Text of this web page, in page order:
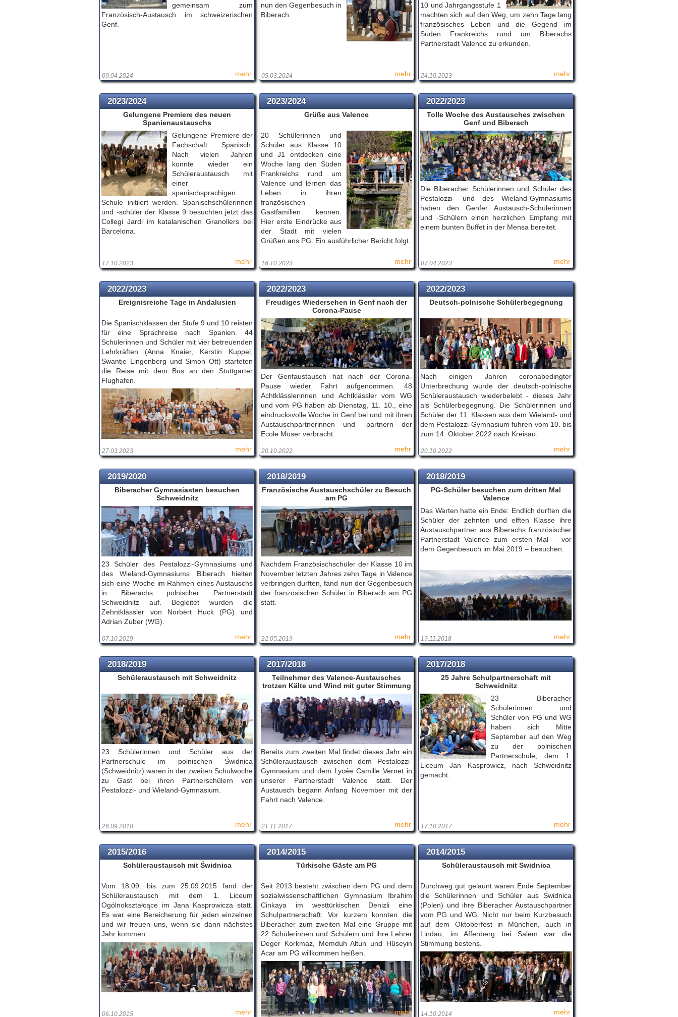
gemeinsam zum
Französisch-Austausch im schweizerischen
Genf.
mehr
09.04.2024
nun den Gegenbesuch in
Biberach.
mehr
05.03.2024
10 und Jahrgangsstufe 1
machten sich auf den Weg, um zehn Tage lang
französisches Leben und die Gegend im
Süden Frankreichs rund um Biberachs
Partnerstadt Valence zu erkunden.
mehr
24.10.2023
2023/2024
Gelungene Premiere des neuen
Spanienaustauschs
Gelungene Premiere der
Fachschaft Spanisch:
Nach vielen Jahren
konnte wieder ein
Schüleraustausch mit
einer
spanischsprachigen
Schule initiiert werden. Spanischschülerinnen
und -schüler der Klasse 9 besuchten jetzt das
Collegi Jardi im katalanischen Granollers bei
Barcelona.
mehr
17.10.2023
2023/2024
Grüße aus Valence
20 Schülerinnen und
Schüler aus Klasse 10
und J1 entdecken eine
Woche lang den Süden
Frankreichs rund um
Valence und lernen das
Leben in ihren
französischen
Gastfamilien kennen.
Hier erste Eindrücke aus
der Stadt mit vielen
Grüßen ans PG. Ein ausführlicher Bericht folgt.
mehr
16.10.2023
2022/2023
Tolle Woche des Austausches zwischen
Genf und Biberach
Die Biberacher Schülerinnen und Schüler des
Pestalozzi- und des Wieland-Gymnasiums
haben den Genfer Austausch-Schülerinnen
und -Schülern einen herzlichen Empfang mit
einem bunten Buffet in der Mensa bereitet.
mehr
07.04.2023
2022/2023
Ereignisreiche Tage in Andalusien
Die Spanischklassen der Stufe 9 und 10 reisten
für eine Sprachreise nach Spanien. 44
Schülerinnen und Schüler mit vier betreuenden
Lehrkräften (Anna Knaier, Kerstin Kuppel,
Swantje Lingenberg und Simon Ott) starteten
die Reise mit dem Bus an den Stuttgarter
Flughafen.
mehr
27.03.2023
2022/2023
Freudiges Wiedersehen in Genf nach der
Corona-Pause
Der Genfaustausch hat nach der Corona-
Pause wieder Fahrt aufgenommen. 48
Achtklässlerinnen und Achtklässler vom WG
und vom PG haben ab Dienstag, 11. 10., eine
eindrucksvolle Woche in Genf bei und mit ihren
Austauschpartnerinnen und -partnern der
Ecole Moser verbracht.
mehr
20.10.2022
2022/2023
Deutsch-polnische Schülerbegegnung
Nach einigen Jahren coronabedingter
Unterbrechung wurde der deutsch-polnische
Schüleraustausch wiederbelebt - dieses Jahr
als Schülerbegegnung. Die Schülerinnen und
Schüler der 11. Klassen aus dem Wieland- und
dem Pestalozzi-Gymnasium fuhren vom 10. bis
zum 14. Oktober 2022 nach Kreisau.
mehr
20.10.2022
2019/2020
Biberacher Gymnasiasten besuchen
Schweidnitz
23 Schüler des Pestalozzi-Gymnasiums und
des Wieland-Gymnasiums Biberach hielten
sich eine Woche im Rahmen eines Austauschs
in Biberachs polnischer Partnerstadt
Schweidnitz auf. Begleitet wurden die
Zehntklässler von Norbert Huck (PG) und
Adrian Zuber (WG).
mehr
07.10.2019
2018/2019
Französische Austauschschüler zu Besuch
am PG
Nachdem Französischschüler der Klasse 10 im
November letzten Jahres zehn Tage in Valence
verbringen durften, fand nun der Gegenbesuch
der französischen Schüler in Biberach am PG
statt.
mehr
22.05.2019
2018/2019
PG-Schüler besuchen zum dritten Mal
Valence
Das Warten hatte ein Ende: Endlich durften die
Schüler der zehnten und elften Klasse ihre
Austauschpartner aus Biberachs französischer
Partnerstadt Valence zum ersten Mal – vor
dem Gegenbesuch im Mai 2019 – besuchen.
mehr
19.11.2018
2018/2019
Schüleraustausch mit Schweidnitz
23 Schülerinnen und Schüler aus der
Partnerschule im polnischen Świdnica
(Schweidnitz) waren in der zweiten Schulwoche
zu Gast bei ihren Partnerschülern von
Pestalozzi- und Wieland-Gymnasium.
mehr
26.09.2018
2017/2018
Teilnehmer des Valence-Austausches
trotzen Kälte und Wind mit guter Stimmung
Bereits zum zweiten Mal findet dieses Jahr ein
Schüleraustausch zwischen dem Pestalozzi-
Gymnasium und dem Lycée Camille Vernet in
unserer Partnerstadt Valence statt. Der
Austausch begann Anfang November mit der
Fahrt nach Valence.
mehr
21.11.2017
2017/2018
25 Jahre Schulpartnerschaft mit
Schweidnitz
23 Biberacher
Schülerinnen und
Schüler von PG und WG
haben sich Mitte
September auf den Weg
zu der polnischen
Partnerschule, dem 1.
Liceum Jan Kasprowicz, nach Schweidnitz
gemacht.
mehr
17.10.2017
2015/2016
Schüleraustausch mit Świdnica
Vom 18.09. bis zum 25.09.2015 fand der
Schüleraustausch mit dem 1. Liceum
Ogólnokształcące im Jana Kasprowicza statt.
Es war eine Bereicherung für jeden einzelnen
und wir freuen uns, wenn sie dann nächstes
Jahr kommen.
mehr
06.10.2015
2014/2015
Türkische Gäste am PG
Seit 2013 besteht zwischen dem PG und dem
sozialwissenschaftlichen Gymnasium Ibrahim
Cinkaya im westtürkischen Denizli eine
Schulpartnerschaft. Vor kurzem konnten die
Biberacher zum zweiten Mal eine Gruppe mit
22 Schülerinnen und Schülern und ihre Lehrer
Deger Korkmaz, Memduh Altun und Hüseyin
Acar am PG willkommen heißen.
mehr
19.05.2015
2014/2015
Schüleraustausch mit Swidnica
Durchweg gut gelaunt waren Ende September
die Schülerinnen und Schüler aus Świdnica
(Polen) und ihre Biberacher Austauschpartner
vom PG und WG. Nicht nur beim Kurzbesuch
auf dem Oktoberfest in München, auch in
Lindau, im Affenberg bei Salem war die
Stimmung bestens.
mehr
14.10.2014